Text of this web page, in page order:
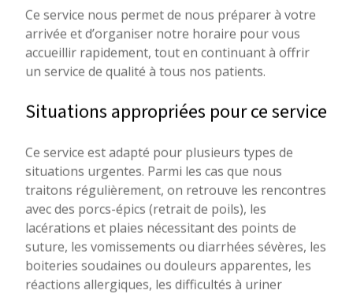
Ce service nous permet de nous préparer à votre
arrivée et d’organiser notre horaire pour vous
accueillir rapidement, tout en continuant à offrir
un service de qualité à tous nos patients.
Situations appropriées pour ce service
Ce service est adapté pour plusieurs types de
situations urgentes. Parmi les cas que nous
traitons régulièrement, on retrouve les rencontres
avec des porcs-épics (retrait de poils), les
lacérations et plaies nécessitant des points de
suture, les vomissements ou diarrhées sévères, les
boiteries soudaines ou douleurs apparentes, les